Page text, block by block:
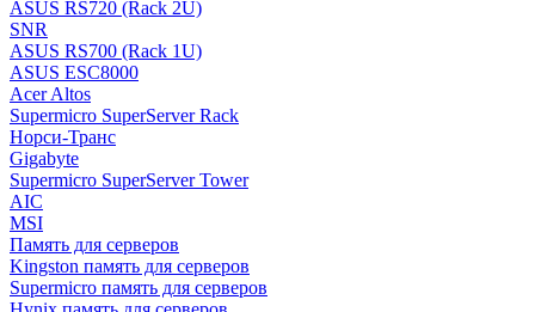
ASUS RS720 (Rack 2U)
SNR
ASUS RS700 (Rack 1U)
ASUS ESC8000
Acer Altos
Supermicro SuperServer Rack
Норси-Транс
Gigabyte
Supermicro SuperServer Tower
AIC
MSI
Память для серверов
Kingston память для серверов
Supermicro память для серверов